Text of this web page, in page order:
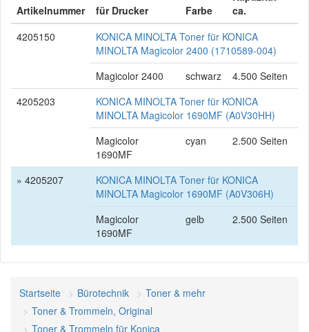
Artikelnummer für Drucker Farbe
ca.
4205150
KONICA MINOLTA Toner für KONICA
MINOLTA Magicolor 2400 (1710589-004)
Magicolor 2400
schwarz
4.500 Seiten
4205203
KONICA MINOLTA Toner für KONICA
MINOLTA Magicolor 1690MF (A0V30HH)
Magicolor
1690MF
cyan 2.500 Seiten
» 4205207
KONICA MINOLTA Toner für KONICA
MINOLTA Magicolor 1690MF (A0V306H)
Magicolor
1690MF
gelb 2.500 Seiten
Startseite Bürotechnik
Toner & mehr
Toner & Trommeln, Original
Toner & Trommeln für Konica